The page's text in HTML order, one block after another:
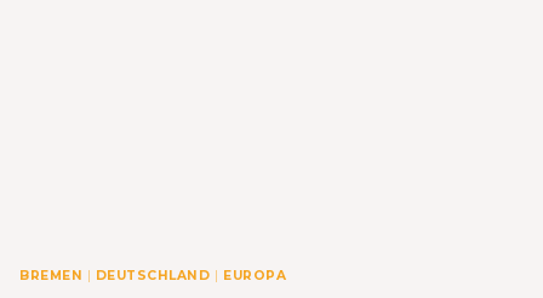
BREMEN | DEUTSCHLAND | EUROPA